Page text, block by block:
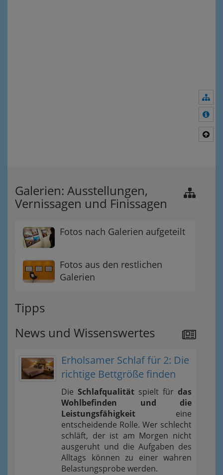
Galerien: Ausstellungen,
Vernissagen und Finissagen
Fotos nach Galerien aufgeteilt
Fotos aus den restlichen
Galerien
Tipps
News und Wissenswertes
Erholsamer Schlaf für 2: Die
richtige Bettgröße finden
Die Schlafqualität spielt für das
Wohlbefinden und die
Leistungsfähigkeit eine
entscheidende Rolle. Wer schlecht
schläft, der ist am Morgen nicht
ausgeruht und die Aufgaben des
Alltags können zu einer wahren
Belastungsprobe werden.